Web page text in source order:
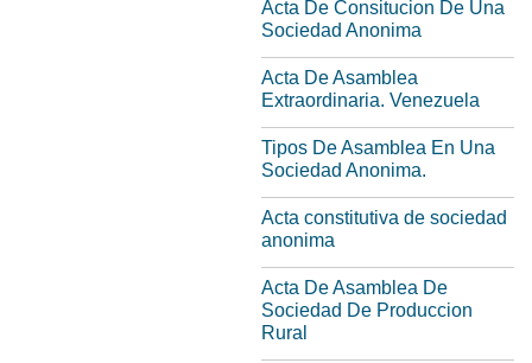
Acta De Consitucion De Una
Sociedad Anonima
Acta De Asamblea
Extraordinaria. Venezuela
Tipos De Asamblea En Una
Sociedad Anonima.
Acta constitutiva de sociedad
anonima
Acta De Asamblea De
Sociedad De Produccion
Rural